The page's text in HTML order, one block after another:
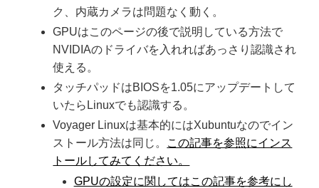
ク、内蔵カメラは問題なく動く。
GPUはこのページの後で説明している方法で
NVIDIAのドライバを入れればあっさり認識され
使える。
タッチパッドはBIOSを1.05にアップデートして
いたらLinuxでも認識する。
Voyager Linuxは基本的にはXubuntuなのでイン
ストール方法は同じ。 この記事を参照にインス
トールしてみてください。
GPUの設定に関してはこの記事を参考にし